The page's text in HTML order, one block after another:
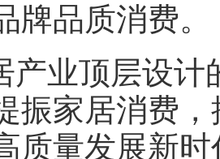
牌品质消费。
产业顶层设计
振家居消费
质量发展新时